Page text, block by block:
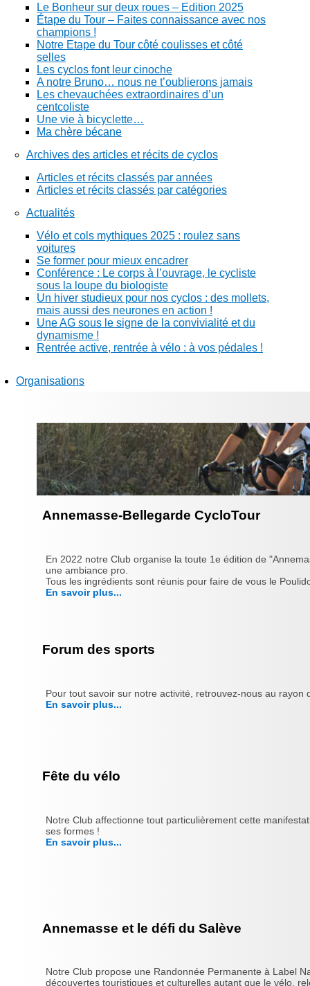
Le Bonheur sur deux roues – Edition 2025
Étape du Tour – Faites connaissance avec nos
champions !
Notre Etape du Tour côté coulisses et côté
selles
Les cyclos font leur cinoche
A notre Bruno… nous ne t’oublierons jamais
Les chevauchées extraordinaires d’un
centcoliste
Une vie à bicyclette…
Ma chère bécane
Archives des articles et récits de cyclos
Articles et récits classés par années
Articles et récits classés par catégories
Actualités
Vélo et cols mythiques 2025 : roulez sans
voitures
Se former pour mieux encadrer
Conférence : Le corps à l’ouvrage, le cycliste
sous la loupe du biologiste
Un hiver studieux pour nos cyclos : des mollets,
mais aussi des neurones en action !
Une AG sous le signe de la convivialité et du
dynamisme !
Rentrée active, rentrée à vélo : à vos pédales !
Organisations
Annemasse-Bellegarde CycloTour
En 2022 notre Club organise la toute 1e édition de
une ambiance pro.
Tous les ingrédients sont réunis pour faire de vous le
En savoir plus...
Forum des sports
Pour tout savoir sur notre activité, retrouvez-nous au
En savoir plus...
Fête du vélo
Notre Club affectionne tout particulièrement cette
ses formes !
En savoir plus...
Annemasse et le défi du Salève
Notre Club propose une Randonnée Permanente à Label
découvertes touristiques et culturelles autant que le vélo,